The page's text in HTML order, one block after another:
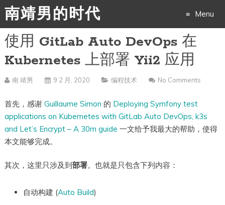
南靖男的时代 Menu
Skip
to
content
使用 GitLab Auto DevOps 在
Kubernetes 上部署 Yii2 应用
南 靖男 9 2 月, 2020 编程技术 No Comments
首先，感谢 Guillaume Simon 的 Deploying Symfony test
applications on Kubernetes with GitLab Auto DevOps, k3s
and Let’s Encrypt – A 30m guide 一文给予我最大的帮助，使得
本文能够完成。
其次，这里只涉及到部署。也就是只包含下列内容：
自动构建 (Auto Build)